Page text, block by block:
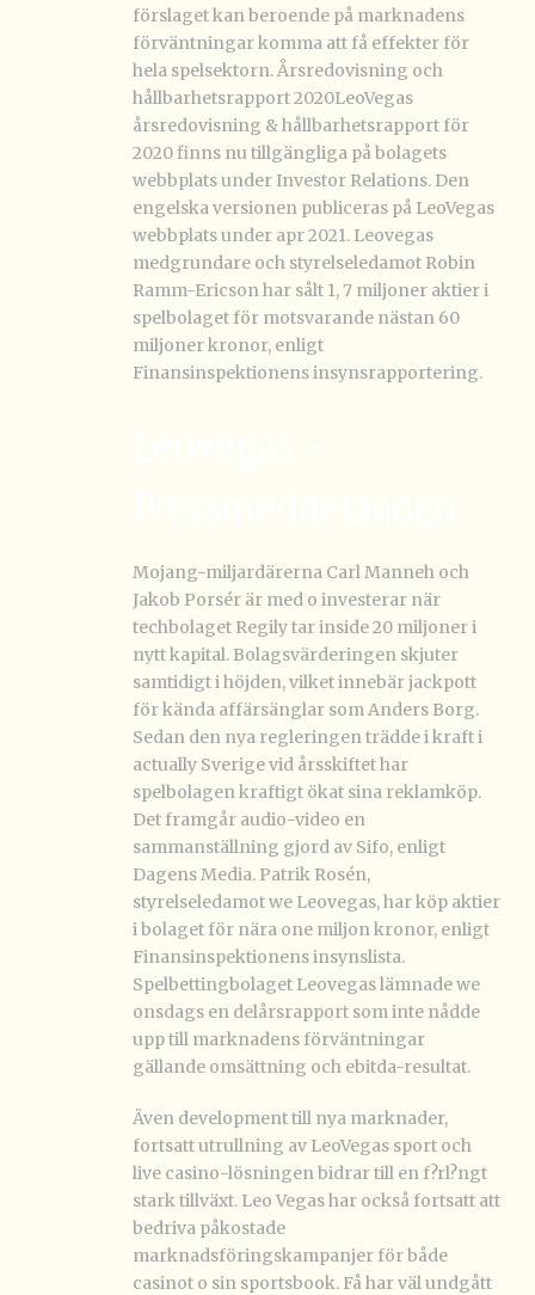
förslaget kan beroende på marknadens
förväntningar komma att få effekter för
hela spelsektorn. Årsredovisning och
hållbarhetsrapport 2020LeoVegas
årsredovisning & hållbarhetsrapport för
2020 finns nu tillgängliga på bolagets
webbplats under Investor Relations. Den
engelska versionen publiceras på LeoVegas
webbplats under apr 2021. Leovegas
medgrundare och styrelseledamot Robin
Ramm-Ericson har sålt 1, 7 miljoner aktier i
spelbolaget för motsvarande nästan 60
miljoner kronor, enligt
Finansinspektionens insynsrapportering.
Mojang-miljardärerna Carl Manneh och
Jakob Porsér är med o investerar när
techbolaget Regily tar inside 20 miljoner i
nytt kapital. Bolagsvärderingen skjuter
samtidigt i höjden, vilket innebär jackpott
för kända affärsänglar som Anders Borg.
Sedan den nya regleringen trädde i kraft i
actually Sverige vid årsskiftet har
spelbolagen kraftigt ökat sina reklamköp.
Det framgår audio-video en
sammanställning gjord av Sifo, enligt
Dagens Media. Patrik Rosén,
styrelseledamot we Leovegas, har köp aktier
i bolaget för nära one miljon kronor, enligt
Finansinspektionens insynslista.
Spelbettingbolaget Leovegas lämnade we
onsdags en delårsrapport som inte nådde
upp till marknadens förväntningar
gällande omsättning och ebitda-resultat.
Även development till nya marknader,
fortsatt utrullning av LeoVegas sport och
live casino-lösningen bidrar till en f?rl?ngt
stark tillväxt. Leo Vegas har också fortsatt att
bedriva påkostade
marknadsföringskampanjer för både
casinot o sin sportsbook. Få har väl undgått